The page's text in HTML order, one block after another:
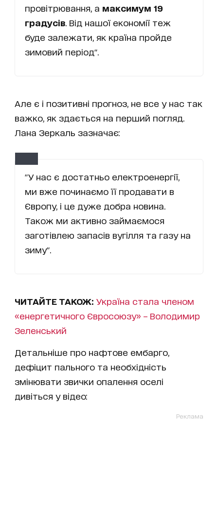
провітрювання, а максимум 19
градусів . Від нашої економії теж
буде залежати, як країна пройде
зимовий період".
Але є і позитивні прогноз, не все у нас так
важко, як здається на перший погляд.
Лана Зеркаль зазначає:
"У нас є достатньо електроенергії,
ми вже починаємо її продавати в
Європу, і це дуже добра новина.
Також ми активно займаємося
заготівлею запасів вугілля та газу на
зиму".
ЧИТАЙТЕ ТАКОЖ: Україна стала членом
«енергетичного Євросоюзу» – Володимир
Зеленський
Детальніше про нафтове ембарго,
дефіцит пального та необхідність
змінювати звички опалення оселі
дивіться у відео:
Реклама